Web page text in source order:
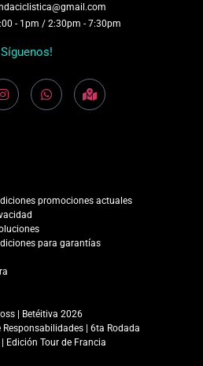
- 1pm / 2:30pm - 7:30pm
Síguenos!
promociones actuales
para garantías
| Betéitiva 2026
Responsabilidades | 6ta Rodada
| Edición Tour de Francia